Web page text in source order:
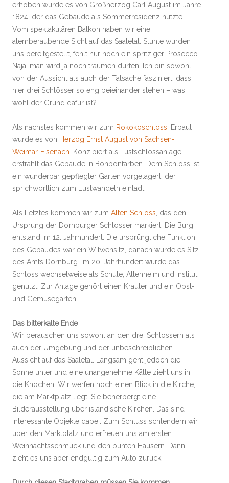
erhoben wurde es von Großherzog Carl August im Jahre
1824, der das Gebäude als Sommerresidenz nutzte.
Vom spektakulären Balkon haben wir eine
atemberaubende Sicht auf das Saaletal. Stühle wurden
uns bereitgestellt, fehlt nur noch ein spritziger Prosecco.
Naja, man wird ja noch träumen dürfen. Ich bin sowohl
von der Aussicht als auch der Tatsache fasziniert, dass
hier drei Schlösser so eng beieinander stehen – was
wohl der Grund dafür ist?
Als nächstes kommen wir zum Rokokoschloss . Erbaut
wurde es von Herzog Ernst August von Sachsen-
Weimar-Eisenach . Konzipiert als Lustschlossanlage
erstrahlt das Gebäude in Bonbonfarben. Dem Schloss ist
ein wunderbar gepflegter Garten vorgelagert, der
sprichwörtlich zum Lustwandeln einlädt.
Als Letztes kommen wir zum Alten Schloss , das den
Ursprung der Dornburger Schlösser markiert. Die Burg
entstand im 12. Jahrhundert. Die ursprüngliche Funktion
des Gebäudes war ein Witwensitz, danach wurde es Sitz
des Amts Dornburg. Im 20. Jahrhundert wurde das
Schloss wechselweise als Schule, Altenheim und Institut
genutzt. Zur Anlage gehört einen Kräuter und ein Obst-
und Gemüsegarten.
Das bitterkalte Ende
Wir berauschen uns sowohl an den drei Schlössern als
auch der Umgebung und der unbeschreiblichen
Aussicht auf das Saaletal. Langsam geht jedoch die
Sonne unter und eine unangenehme Kälte zieht uns in
die Knochen. Wir werfen noch einen Blick in die Kirche,
die am Marktplatz liegt. Sie beherbergt eine
Bilderausstellung über isländische Kirchen. Das sind
interessante Objekte dabei. Zum Schluss schlendern wir
über den Marktplatz und erfreuen uns am ersten
Weihnachtsschmuck und den bunten Häusern. Dann
zieht es uns aber endgültig zum Auto zurück.